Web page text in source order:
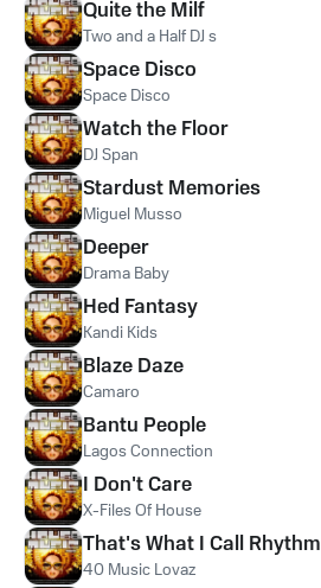
Quite the Milf
Two and a Half DJ s
Space Disco
Space Disco
Watch the Floor
DJ Span
Stardust Memories
Miguel Musso
Deeper
Drama Baby
Hed Fantasy
Kandi Kids
Blaze Daze
Camaro
Bantu People
Lagos Connection
I Don't Care
X-Files Of House
That's What I Call Rhythm
40 Music Lovaz